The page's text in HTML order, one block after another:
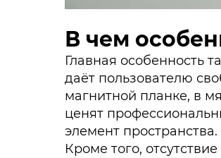
В чем
Главная особенность
даёт пользователю
магнитной планке, в
ценят
элемент пространства.
Кроме того,